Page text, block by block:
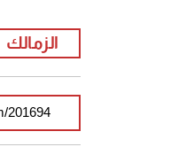
الزمالك